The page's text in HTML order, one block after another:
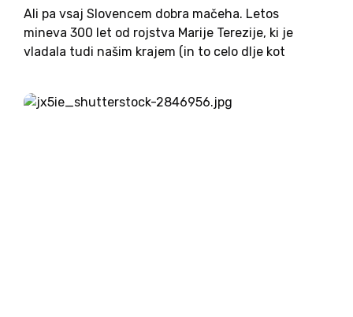
Ali pa vsaj Slovencem dobra mačeha. Letos
mineva 300 let od rojstva Marije Terezije, ki je
vladala tudi našim krajem (in to celo dlje kot
pospešila gospodarski, družbeni in kulturni razvoj
slovenskega naroda....